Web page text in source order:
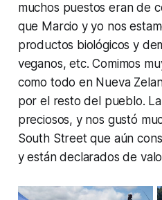
muchos puestos eran de
que Marcio y yo nos
productos biológicos y
veganos, etc. Comimos
como todo en Nueva
por el resto del pueblo.
preciosos, y nos gustó
South Street que aún
y están declarados de